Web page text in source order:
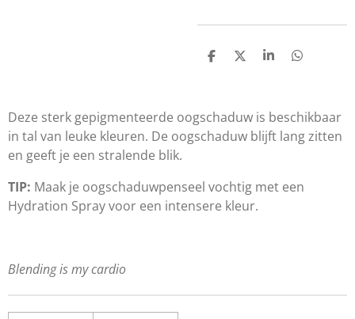
D
n
D
S
e
D
n
Deze sterk gepigmenteerde oogschaduw is beschikbaar
in tal van leuke kleuren. De oogschaduw blijft lang zitten
en geeft je een stralende blik.
TIP: Maak je oogschaduwpenseel vochtig met een
Hydration Spray voor een intensere kleur.
Blending is my cardio